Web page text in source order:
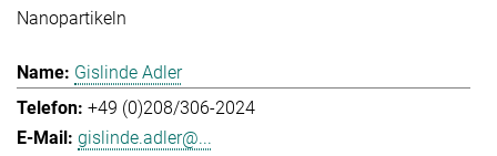
Nanopartikeln
Gislinde Adler
+49 (0)208/306-2024
gislinde.adler@...